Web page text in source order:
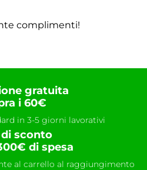
complimenti!
gratuita
i 60€
in 3-5 giorni lavorativi
di sconto
di spesa
al carrello al raggiungimento